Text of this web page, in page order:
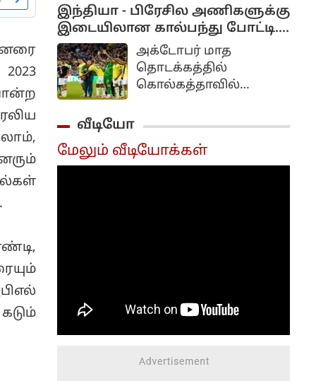
இடம்பிடித்துள்ளார்.
விளையாடிய இந்திய
அணியின் இளம் வீரர்
வைபவ் சூர்யவன்ஷி
வரலாற்று சாதனை
படைத்துள்ளார்.
இந்தியா - பிரேசில அணிகளுக்கு
இடையிலான கால்பந்து போட்டி..
விழாக்கோலம் ஆகும்
கொல்கத்தா...
அக்டோபர் மாத
தொடக்கத்தில்
கொல்கத்தாவில்
பிரேசில் அணி பங்கேற்க
அதிக வாய்ப்புள்ளதாகத்
ஆஸ்திரேலியாவில்
ஆம் தேதிகளில் நட்பு
போட்டிகளை முடித்ததும்,
வீடியோ
மேலும் வீடியோக்கள்